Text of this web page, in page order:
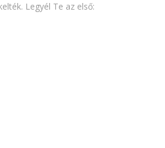
Legyél Te az első: